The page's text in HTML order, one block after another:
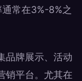
常在3%-8%之
品牌展示、活动
销平台。尤其在